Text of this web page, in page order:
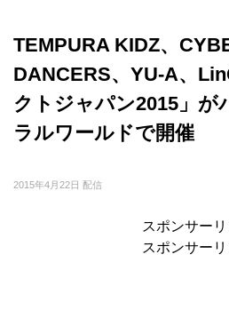
TEMPURA KIDZ、
DANCERS、YU-A、
クトジャパン2015」が
ラルワールドで開催
2015年4月22日 配信
スポンサー
スポンサー